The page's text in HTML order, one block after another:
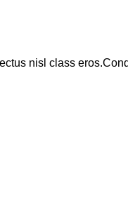
nisl class